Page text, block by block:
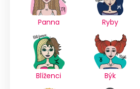
Panna Ryby
Blíženci Býk